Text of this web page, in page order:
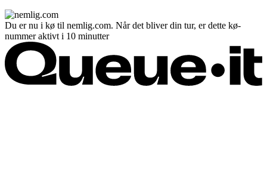
Du er nu i kø til nemlig.com. Når det bliver din tur, er dette kø-
nummer aktivt i 10 minutter